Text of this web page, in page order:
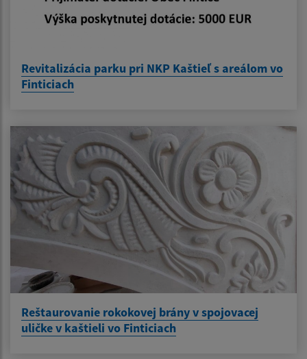
Revitalizácia parku pri NKP Kaštieľ s areálom vo
Finticiach
Reštaurovanie rokokovej brány v spojovacej
uličke v kaštieli vo Finticiach